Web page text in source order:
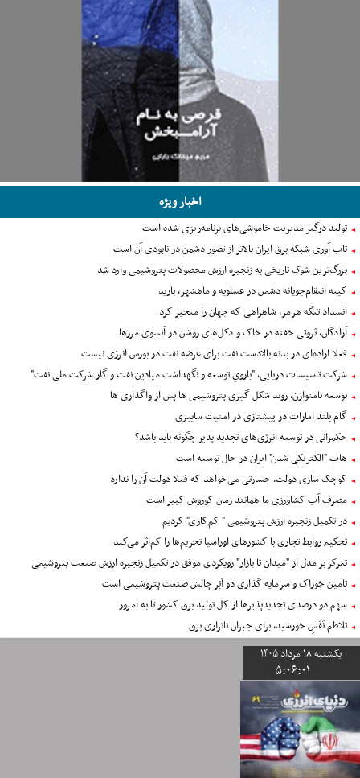
اخبار ویژه
تولید درگیر مدیریت خاموشی‌های برنامه‌ریزی شده است
تاب آوری شبکه برق ایران بالاتر از تصور دشمن در نابودی آن است
بزرگ‌ترین شوک تاریخی به زنجیره ارزش محصولات پتروشیمی وارد شد
کینه انتقام‌جویانه دشمن در عسلویه و ماهشهر، بارید
انسداد تنگه هرمز، شاهراهی که جهان را متحیر کرد
آزادگان، ثروتی خفته در خاک و دکل‌های روشن در آنسوی مرزها
فعلا اراده‌ای در بدنه بالادست نفت برای عرضه نفت در بورس انرژی نیست
شرکت تاسیسات دریایی، "بازوي توسعه و نگهداشت ميادين نفت و گاز شرکت ملی نفت"
توسعه نامتوازن، روند شکل گیری پتروشیمی ها پس از واگذاری ها
گام بلند امارات در پیشتازی در امنیت سایبری
حکمرانی در توسعه انرژی‌های تجدید پذیر چگونه باید باشد؟
هاب "الکتریکی شدن" ایران در حال توسعه است
کوچک سازی دولت، جسارتی می‌خواهد که فعلا دولت آن را ندارد
مصرف آب کشاورزی ما همانند زمان کوروش کبیر است
در تکمیل زنجیره ارزش پتروشیمی " کم‌کاری" کردیم
تحکیم روابط تجاری با کشورهای اوراسیا تحریم‌ها را کم‌اثر می‌کند
تمرکز بر مدل از "میدان تا بازار" رویکردی موفق در تکمیل زنجیره ارزش صنعت پتروشیمی
تامین خوراک و سرمایه گذاری دو اَبَر چالش صنعت پتروشیمی است
سهم دو درصدی تجدیدپذیرها از کل تولید برق کشور تا به امروز
تلاطم نَفَسِ خورشید، برای جبران ناترازی برق
یکشنبه ١٨ مرداد ١۴٠۵
۵:٠۶:٠٢